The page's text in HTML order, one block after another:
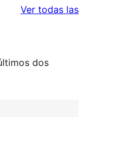
Ver todas lasvaloraciones
dos